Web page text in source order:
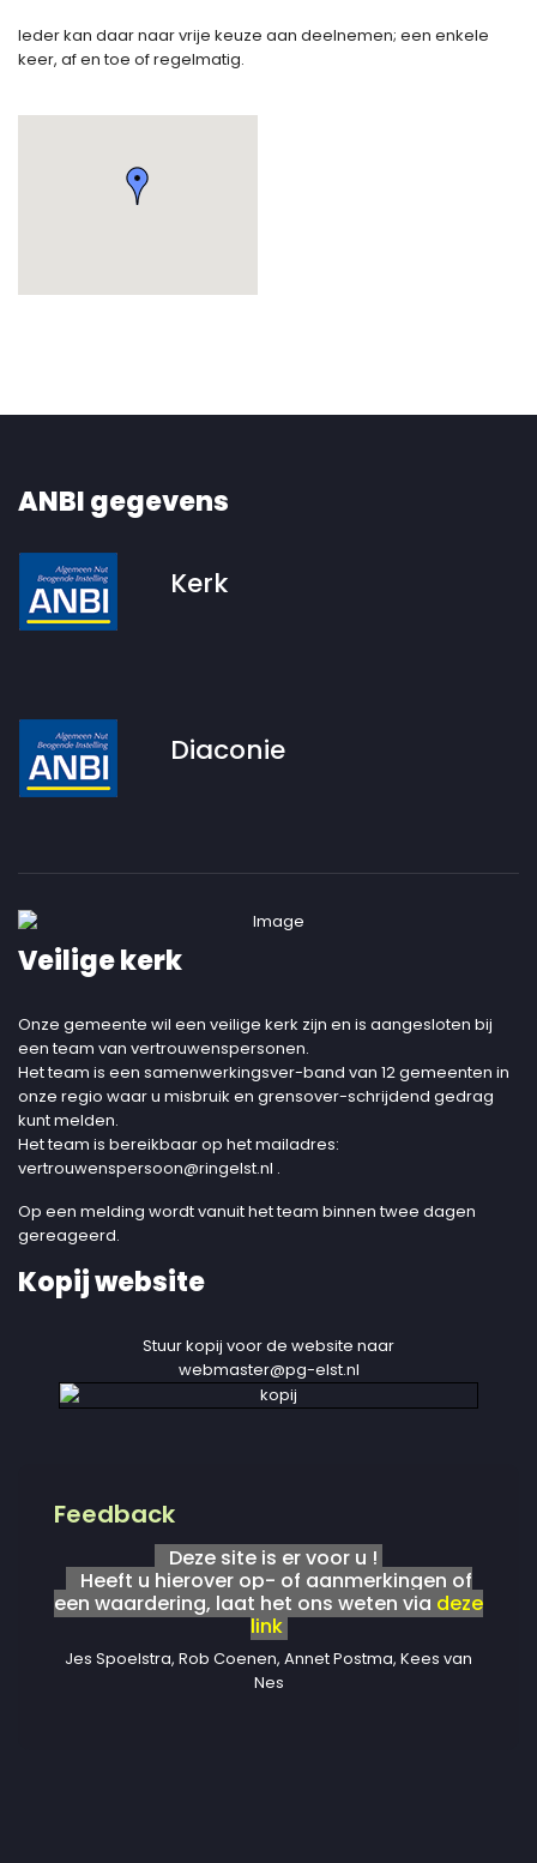
Ieder kan daar naar vrije keuze aan deelnemen; een enkele
keer, af en toe of regelmatig.
ANBI gegevens
Kerk
Diaconie
Veilige kerk
Onze gemeente wil een veilige kerk zijn en is aangesloten bij
een team van vertrouwenspersonen.
Het team is een samenwerkingsver-band van 12 gemeenten in
onze regio waar u misbruik en grensover-schrijdend gedrag
kunt melden.
Het team is bereikbaar op het mailadres:
vertrouwenspersoon@ringelst.nl .
Op een melding wordt vanuit het team binnen twee dagen
gereageerd.
Kopij website
Stuur kopij voor de website naar
webmaster@pg-elst.nl
Feedback
Deze site is er voor u !
Heeft u hierover op- of aanmerkingen of
een waardering, laat het ons weten via deze
link
Jes Spoelstra, Rob Coenen, Annet Postma, Kees van
Nes